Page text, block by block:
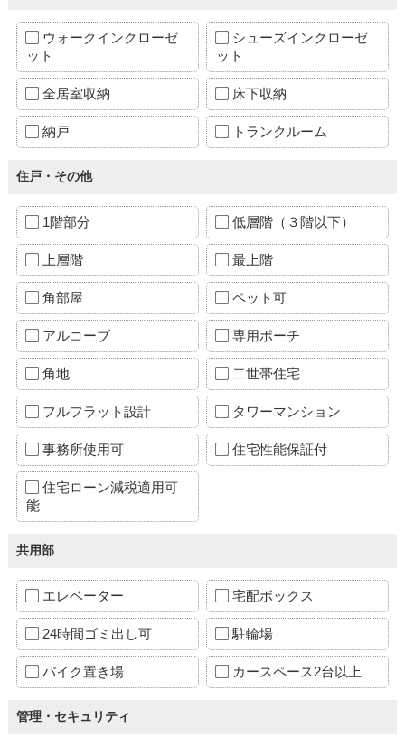
ウォークインクローゼ
ット
シューズインクローゼ
ット
全居室収納 床下収納
納戸 トランクルーム
住戸・その他
1階部分 低層階（３階以下）
上層階 最上階
角部屋 ペット可
アルコーブ 専用ポーチ
角地 二世帯住宅
フルフラット設計 タワーマンション
事務所使用可 住宅性能保証付
住宅ローン減税適用可
能
共用部
エレベーター 宅配ボックス
24時間ゴミ出し可 駐輪場
バイク置き場 カースペース2台以上
管理・セキュリティ